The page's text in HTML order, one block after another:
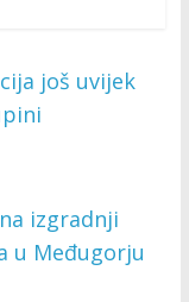
još uvijek
izgradnji
u Međugorju